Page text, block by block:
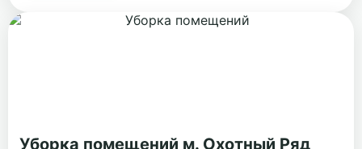
Уборка помещений м. Охотный Ряд